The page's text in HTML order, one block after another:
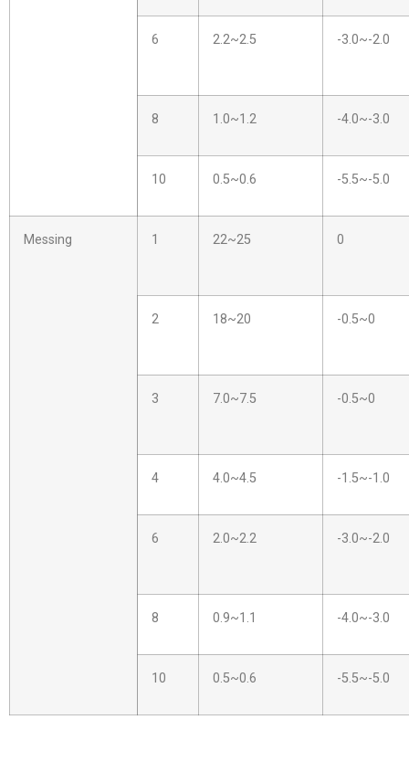
6 2.2~2.5 -3.0~-2.0
8 1.0~1.2 -4.0~-3.0
10 0.5~0.6 -5.5~-5.0
Messing 1 22~25 0
2 18~20 -0.5~0
3 7.0~7.5 -0.5~0
4 4.0~4.5 -1.5~-1.0
6 2.0~2.2 -3.0~-2.0
8 0.9~1.1 -4.0~-3.0
10 0.5~0.6 -5.5~-5.0